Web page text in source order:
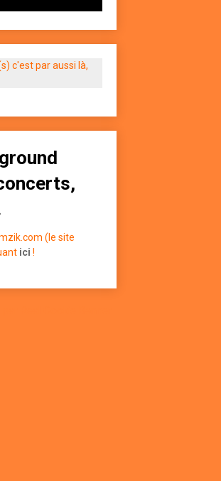
c'est par aussi là,
(le site
ici !